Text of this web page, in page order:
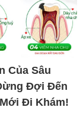
Của Sâu
Đợi Đến
Đi Khám!